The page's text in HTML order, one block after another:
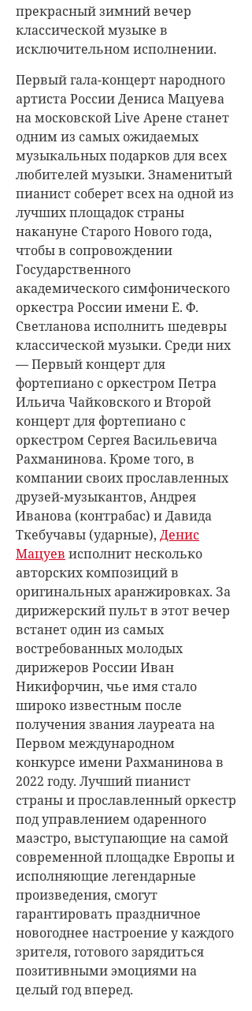
прекрасный зимний вечер
классической музыке в
исключительном исполнении.
Первый гала-концерт народного
артиста России Дениса Мацуева
на московской Live Арене станет
одним из самых ожидаемых
музыкальных подарков для всех
любителей музыки. Знаменитый
пианист соберет всех на одной из
лучших площадок страны
накануне Старого Нового года,
чтобы в сопровождении
Государственного
академического симфонического
оркестра России имени Е. Ф.
Светланова исполнить шедевры
классической музыки. Среди них
— Первый концерт для
фортепиано с оркестром Петра
Ильича Чайковского и Второй
концерт для фортепиано с
оркестром Сергея Васильевича
Рахманинова. Кроме того, в
компании своих прославленных
друзей-музыкантов, Андрея
Иванова (контрабас) и Давида
Ткебучавы (ударные), Денис
Мацуев исполнит несколько
авторских композиций в
оригинальных аранжировках. За
дирижерский пульт в этот вечер
встанет один из самых
востребованных молодых
дирижеров России Иван
Никифорчин, чье имя стало
широко известным после
получения звания лауреата на
Первом международном
конкурсе имени Рахманинова в
2022 году. Лучший пианист
страны и прославленный оркестр
под управлением одаренного
маэстро, выступающие на самой
современной площадке Европы и
исполняющие легендарные
произведения, смогут
гарантировать праздничное
новогоднее настроение у каждого
зрителя, готового зарядиться
позитивными эмоциями на
целый год вперед.